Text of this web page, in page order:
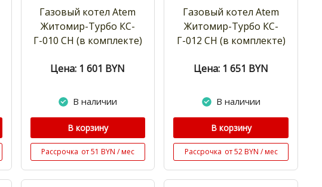
Газовый котел Atem
Житомир-Турбо КС-
Г-010 СН (в комплекте)
Цена: 1 601 BYN
В наличии
В корзину
Рассрочка от 51 BYN / мес
Газовый котел Atem
Житомир-Турбо КС-
Г-012 СН (в комплекте)
Цена: 1 651 BYN
В наличии
В корзину
Рассрочка от 52 BYN / мес